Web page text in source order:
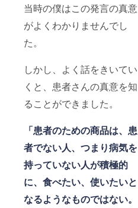
当時の僕はこの発言の真意
がよくわかりませんでし
た。
しかし、よく話をきいてい
くと、患者さんの真意を知
ることができました。
「患者のための商品は、患
者でない人、つまり病気を
持っていない人が積極的
に、食べたい、使いたいと
なるようなものではない。